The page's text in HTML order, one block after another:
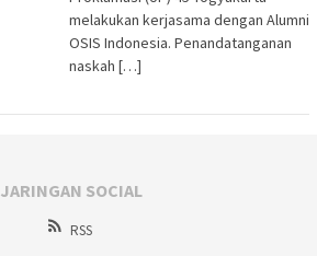
melakukan kerjasama dengan Alumni
OSIS Indonesia. Penandatanganan
naskah […]
JARINGAN SOCIAL
RSS